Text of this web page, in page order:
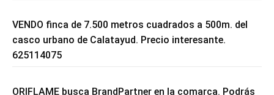
VENDO finca de 7.500 metros cuadrados a 500m. del
casco urbano de Calatayud. Precio interesante.
625114075
ORIFLAME busca BrandPartner en la comarca. Podrás